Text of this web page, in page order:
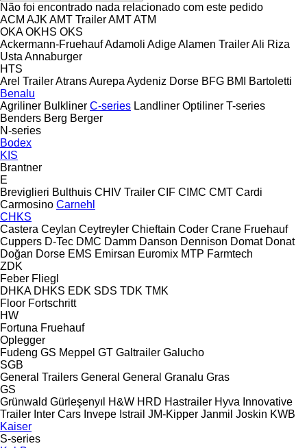
Não foi encontrado nada relacionado com este pedido
ACM AJK AMT TrailerAMTATM
OKA OKHS OKS
Ackermann-FruehaufAdamoli AdigeAlamen TrailerAli Riza
Usta Annaburger
HTS
Arel TrailerAtransAurepa Aydeniz Dorse BFG BMI
Bartoletti
Benalu
Agriliner Bulkliner C-series Landliner Optiliner T-series
Benders Berg Berger
N-series
Bodex
KIS
Brantner
E
Breviglieri Bulthuis CHIV Trailer CIF CIMC CMT Cardi
Carmosino Carnehl
CHKS
Castera Ceylan Ceytreyler Chieftain Coder Crane Fruehauf
Cuppers D-Tec DMC Damm Danson Dennison Domat Donat
Doğan Dorse EMS Emirsan Euromix MTP Farmtech
ZDK
Feber Fliegl
DHKA DHKS EDK SDS TDK TMK
Floor Fortschritt
HW
Fortuna Fruehauf
Oplegger
Fudeng GS Meppel GT Galtrailer Galucho
SGB
General Trailers General General Granalu Gras
GS
Grünwald Gürleşenyıl H&W HRD Hastrailer Hyva Innovative
Trailer Inter Cars Invepe Istrail JM-Kipper Janmil Joskin KWB
Kaiser
S-series